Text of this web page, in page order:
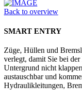
Back to overview
SMART ENTRY
Züge, Hüllen und
verlegt, damit Sie bei
Untergrund nicht
austauschbar und
Hydraulikleitungen,